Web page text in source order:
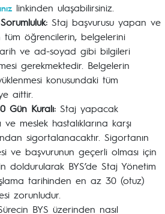
linkinden ulaşabilirsiniz.
Staj başvurusu yapan ve
tüm öğrencilerin, belgelerini
ve ad-soyad gibi bilgileri
gerekmektedir. Belgelerin
konusundaki tüm
aittir.
Gün Kuralı: Staj yapacak
meslek hastalıklarına karşı
sigortalanacaktır. Sigortanın
ve başvurunun geçerli olması için
doldurularak BYS’de Staj Yönetim
tarihinden en az 30 (otuz)
zorunludur.
BYS üzerinden nasıl